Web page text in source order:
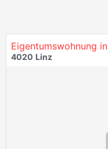
Eigentumswohnung in
4020 Linz